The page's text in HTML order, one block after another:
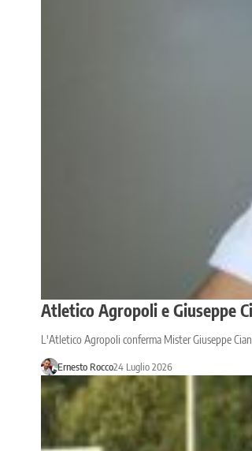
Atletico Agropoli e Giuseppe
L'Atletico Agropoli conferma Mister Giuseppe
Ernesto Rocco24 Luglio 2026